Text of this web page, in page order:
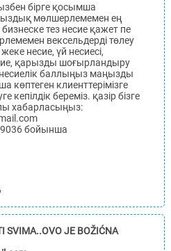
бірге қосымша
мөлшерлемемен ең
тез несие қажет пе
вексельдерді төлеу
несие, үй несиесі,
қарызды шоғырландыру
несиелік баллыңыз маңызды
көптеген клиенттерімізге
береміз. қазір бізге
хабарласыңыз:
бойынша
SVIMA..OVO JE BOŽIĆNA